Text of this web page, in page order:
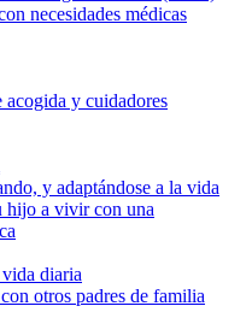
necesidades médicas
acogida y cuidadores
y adaptándose a la vida
hijo a vivir con una
diaria
otros padres de familia